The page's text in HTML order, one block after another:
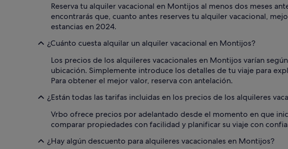
Reserva tu alquiler vacacional en Montijos al menos dos meses
encontrarás que, cuanto antes reserves tu alquiler vacacional,
estancias en 2024.
¿Cuánto cuesta alquilar un alquiler vacacional en Montijos?
Los precios de los alquileres vacacionales en Montijos varían
ubicación. Simplemente introduce los detalles de tu viaje para
Para obtener el mejor valor, reserva con antelación.
¿Están todas las tarifas incluidas en los precios de los alquileres
Vrbo ofrece precios por adelantado desde el momento en que
comparar propiedades con facilidad y planificar su viaje con
¿Hay algún descuento para alquileres vacacionales en Montijos?